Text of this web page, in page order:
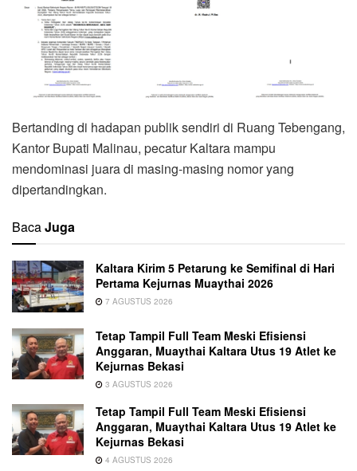
Bertanding di hadapan publik sendiri di Ruang Tebengang,
Kantor Bupati Malinau, pecatur Kaltara mampu
mendominasi juara di masing-masing nomor yang
dipertandingkan.
BacaJuga
Kaltara Kirim 5 Petarung ke Semifinal di Hari
Pertama Kejurnas Muaythai 2026
7 AGUSTUS 2026
Tetap Tampil Full Team Meski Efisiensi
Anggaran, Muaythai Kaltara Utus 19 Atlet ke
Kejurnas Bekasi
3 AGUSTUS 2026
Tetap Tampil Full Team Meski Efisiensi
Anggaran, Muaythai Kaltara Utus 19 Atlet ke
Kejurnas Bekasi
4 AGUSTUS 2026